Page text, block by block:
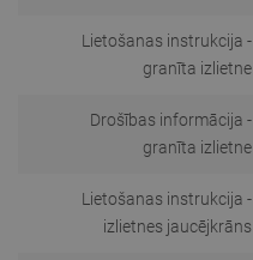
Lietošanas instrukcija -
granīta izlietne
Drošības informācija -
granīta izlietne
Lietošanas instrukcija -
izlietnes jaucējkrāns